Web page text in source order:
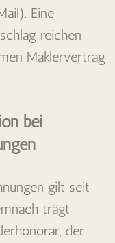
Eine
reichen
Maklervertrag
bei
gilt seit
trägt
der